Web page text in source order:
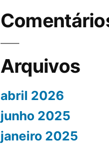
Arquivos
abril 2026
junho 2025
janeiro 2025